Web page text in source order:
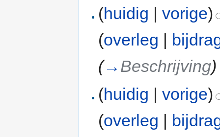
(huidig |vorige)
(overleg |
(→ Beschrijving)
(huidig |vorige)
(overleg